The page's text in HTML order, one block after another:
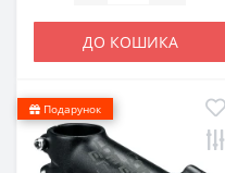
ДО КОШИКА
Подарунок